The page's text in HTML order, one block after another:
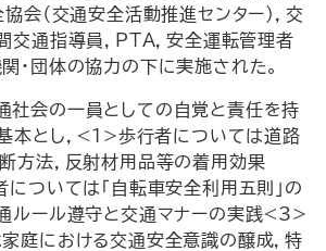
協会（交通安全活動推進センター），交
交通指導員，PTA，安全運転管理者
・団体の協力の下に実施された。
社会の一員としての自覚と責任を持
本とし，<1>歩行者については道路
方法，反射材用品等の着用効果
ついては「自転車安全利用五則」の
ルール遵守と交通マナーの実践<3>
庭における交通安全意識の醸成，特